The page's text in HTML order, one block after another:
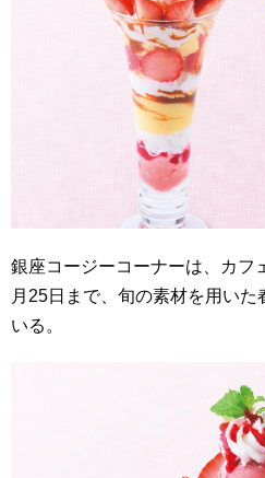
銀座コージーコーナーは、カフ
月25日まで、旬の素材を用い
いる。